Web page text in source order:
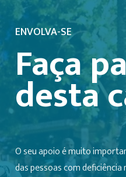
ENVOLVA-SE
Faça
desta
O seu apoio é muito
das pessoas com